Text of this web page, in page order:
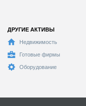
ДРУГИЕ АКТИВЫ
Недвижимость
Готовые фирмы
Оборудование